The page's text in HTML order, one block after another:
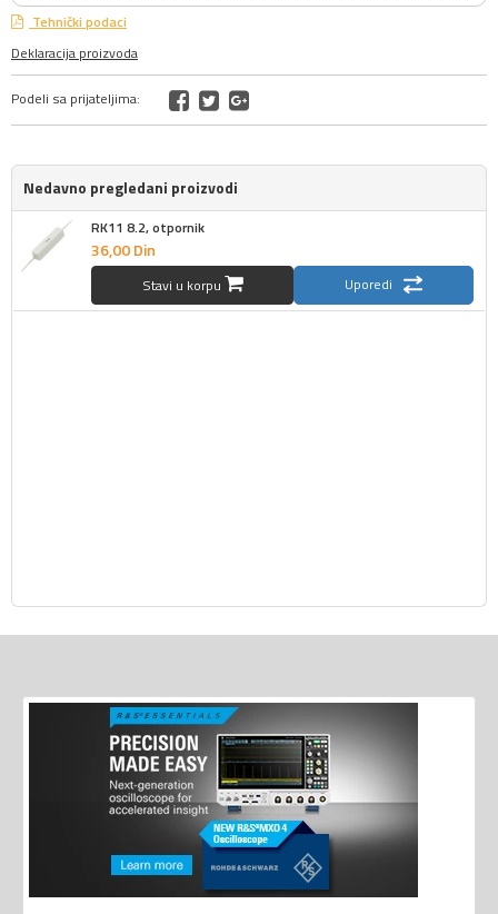
Tehnički podaci
Deklaracija proizvoda
Podeli sa prijateljima:
Nedavno pregledani proizvodi
RK11 8.2, otpornik
36,00Din
Stavi u korpu Uporedi